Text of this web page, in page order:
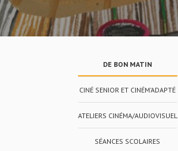
DE BON MATIN
CINÉ SENIOR ET CINÉM’ADAPTÉ
ATELIERS CINÉMA/AUDIOVISUEL
SÉANCES SCOLAIRES